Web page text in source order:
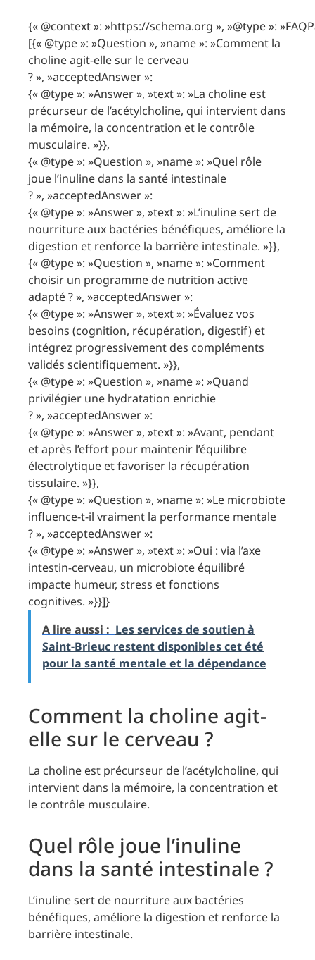
{« @context »: »https://schema.org », »@type »:
[{« @type »: »Question », »name »: »Comment la
choline agit-elle sur le cerveau
? », »acceptedAnswer »:
{« @type »: »Answer », »text »: »La choline est
précurseur de l’acétylcholine, qui intervient dans
la mémoire, la concentration et le contrôle
musculaire. »}},
{« @type »: »Question », »name »: »Quel rôle
joue l’inuline dans la santé intestinale
? », »acceptedAnswer »:
{« @type »: »Answer », »text »: »L’inuline sert de
nourriture aux bactéries bénéfiques, améliore la
digestion et renforce la barrière intestinale. »}},
{« @type »: »Question », »name »: »Comment
choisir un programme de nutrition active
adapté ? », »acceptedAnswer »:
{« @type »: »Answer », »text »: »Évaluez vos
besoins (cognition, récupération, digestif) et
intégrez progressivement des compléments
validés scientifiquement. »}},
{« @type »: »Question », »name »: »Quand
privilégier une hydratation enrichie
? », »acceptedAnswer »:
{« @type »: »Answer », »text »: »Avant, pendant
et après l’effort pour maintenir l’équilibre
électrolytique et favoriser la récupération
tissulaire. »}},
{« @type »: »Question », »name »: »Le microbiote
influence-t-il vraiment la performance mentale
? », »acceptedAnswer »:
{« @type »: »Answer », »text »: »Oui : via l’axe
intestin-cerveau, un microbiote équilibré
impacte humeur, stress et fonctions
cognitives. »}}]}
A lire aussi : Les services de soutien à
Saint-Brieuc restent disponibles cet été
pour la santé mentale et la dépendance
Comment la choline agit-
elle sur le cerveau ?
La choline est précurseur de l’acétylcholine, qui
intervient dans la mémoire, la concentration et
le contrôle musculaire.
Quel rôle joue l’inuline
dans la santé intestinale ?
L’inuline sert de nourriture aux bactéries
bénéfiques, améliore la digestion et renforce la
barrière intestinale.